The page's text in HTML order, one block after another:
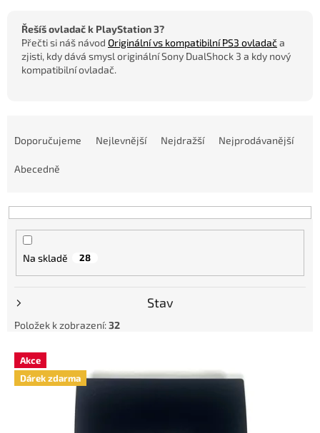
Řešíš ovladač k PlayStation 3?
Přečti si náš návod Originální vs kompatibilní PS3 ovladača
zjisti, kdy dává smysl originální Sony DualShock 3 a kdy nový
kompatibilní ovladač.
p
Doporučujeme Nejlevnější Nejdražší Nejprodávanější
Abecedně
Na skladě 28
Stav
Položek k zobrazení:32
V
p
Akce
Dárek zdarma